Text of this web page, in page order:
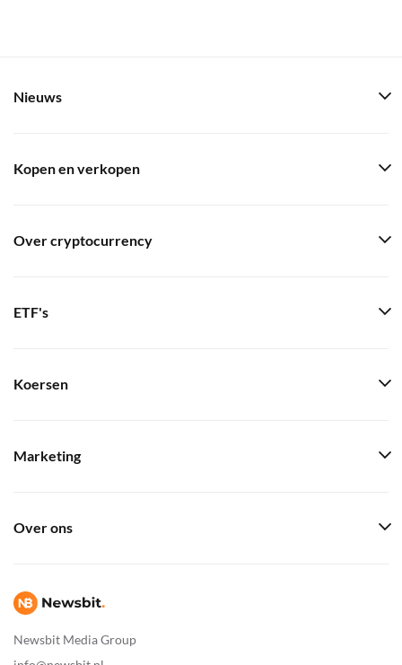
Newsbit Media Group
Nieuws
Kopen en verkopen
Over cryptocurrency
ETF's
Koersen
Marketing
Over ons